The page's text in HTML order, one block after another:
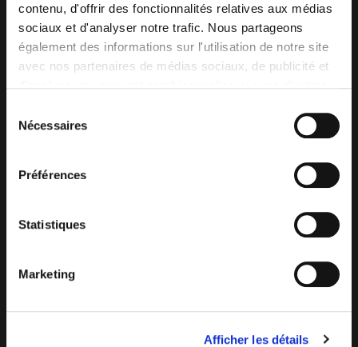
contenu, d'offrir des fonctionnalités relatives aux médias
sociaux et d'analyser notre trafic. Nous partageons
également des informations sur l'utilisation de notre site
avec nos partenaires de médias sociaux, de publicité et
collectées lors de votre utilisation de leurs services.
Nécessaires
Préférences
Statistiques
Marketing
Afficher les détails
Z.I. La Vaure - B.P. 20930
42290 SORBIERS - France
Tél. : + 33 4 77 53 05 05
Contactez-nous !
Plan d'accès